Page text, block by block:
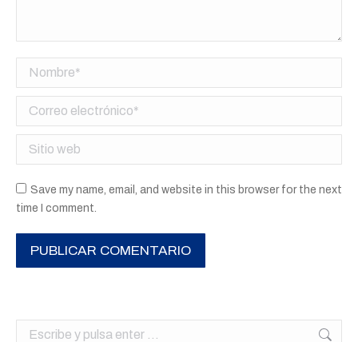
Nombre *
Correo electrónico *
Sitio web
Save my name, email, and website in this browser for the next
time I comment.
PUBLICAR COMENTARIO
Buscar: